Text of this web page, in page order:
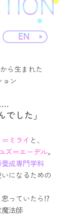
EN
ら生まれた
ョン
した」
ミライ と、
ズ＝エーデル。
成専門学科
になるための
っていたら⁉︎
法師